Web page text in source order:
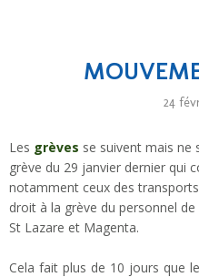
24
Les grèves se suivent mais ne
grève du 29 janvier dernier qui
notamment ceux des
droit à la grève du personnel
St Lazare et Magenta.
Cela fait plus de 10 jours que